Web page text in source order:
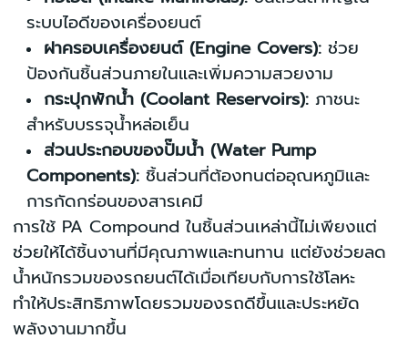
ระบบไอดีของเครื่องยนต์
ฝาครอบเครื่องยนต์ (Engine Covers): ช่วย
ป้องกันชิ้นส่วนภายในและเพิ่มความสวยงาม
กระปุกพักน้ำ (Coolant Reservoirs): ภาชนะ
สำหรับบรรจุน้ำหล่อเย็น
ส่วนประกอบของปั๊มน้ำ (Water Pump
Components): ชิ้นส่วนที่ต้องทนต่ออุณหภูมิและ
การกัดกร่อนของสารเคมี
การใช้ PA Compound ในชิ้นส่วนเหล่านี้ไม่เพียงแต่
ช่วยให้ได้ชิ้นงานที่มีคุณภาพและทนทาน แต่ยังช่วยลด
น้ำหนักรวมของรถยนต์ได้เมื่อเทียบกับการใช้โลหะ
ทำให้ประสิทธิภาพโดยรวมของรถดีขึ้นและประหยัด
พลังงานมากขึ้น